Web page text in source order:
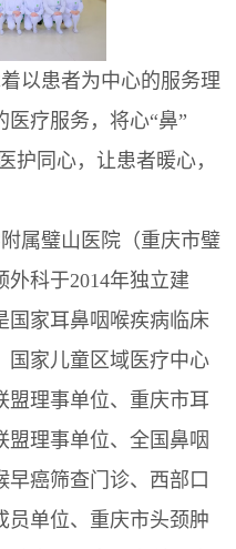
以患者为中心的服务理
疗服务， 将心“鼻”
医护同心，让患者暖心，
属璧山医院（重庆市璧
外科于2014年独立建
国家耳鼻咽喉疾病临床
国家儿童区域医疗中心
盟理事单位、重庆市耳
盟理事单位、全国鼻咽
早癌筛查门诊、西部口
单位、 重庆市头颈肿